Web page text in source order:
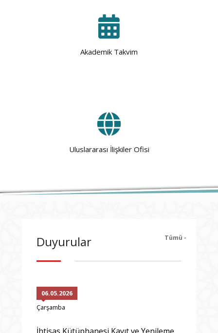
Akademik Takvim
Uluslararası İlişkiler Ofisi
Duyurular Tümü -
06.05.2026
Çarşamba